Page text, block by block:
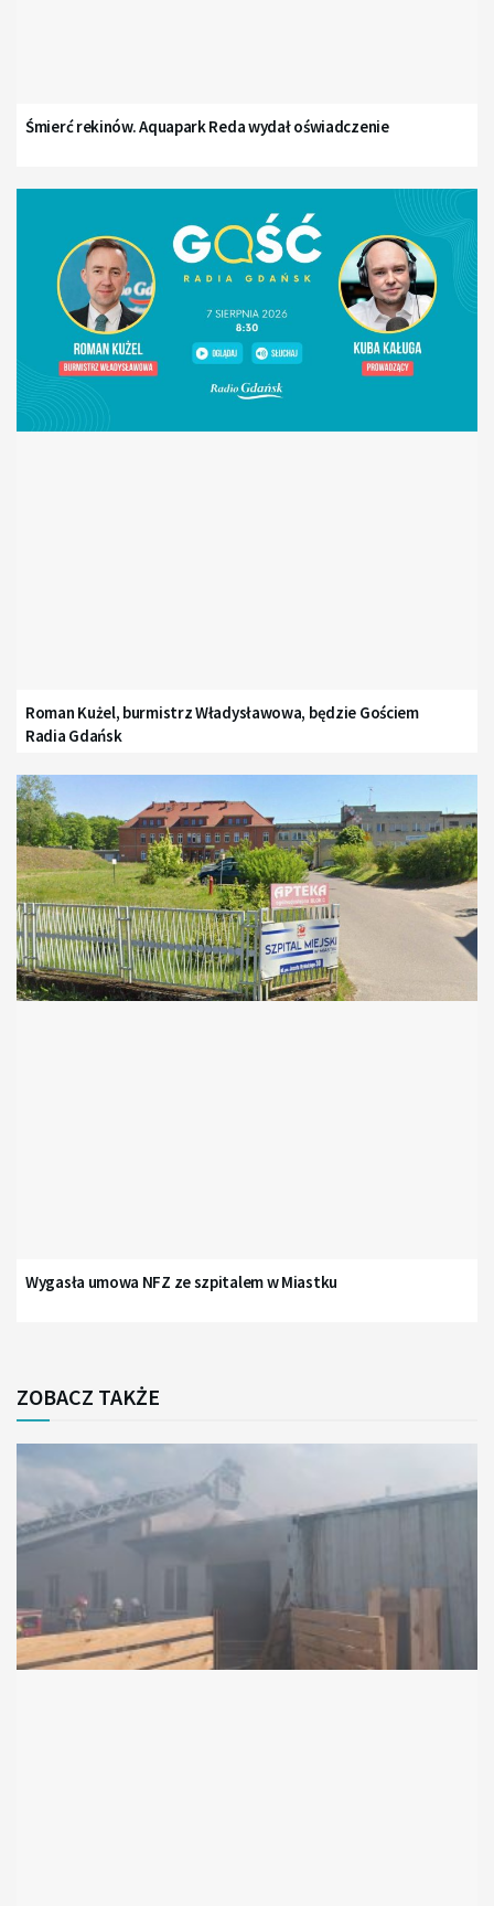
Śmierć rekinów. Aquapark Reda wydał oświadczenie
Roman Kużel, burmistrz Władysławowa, będzie Gościem
Radia Gdańsk
Wygasła umowa NFZ ze szpitalem w Miastku
ZOBACZ TAKŻE